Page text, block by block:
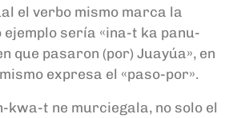
el verbo mismo marca la
sería «ina-t ka panu-
que pasaron (por) Juayúa», en
expresa el «paso-por».
kwa-t ne murciegala, no solo el